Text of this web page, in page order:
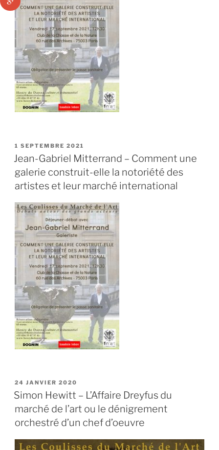
PUBLIÉ
LE
1 SEPTEMBRE 2021
Jean-Gabriel Mitterrand – Comment une
galerie construit-elle la notoriété des
artistes et leur marché international
PUBLIÉ
LE
24 JANVIER 2020
Simon Hewitt – L’Affaire Dreyfus du
marché de l’art ou le dénigrement
orchestré d’un chef d’oeuvre